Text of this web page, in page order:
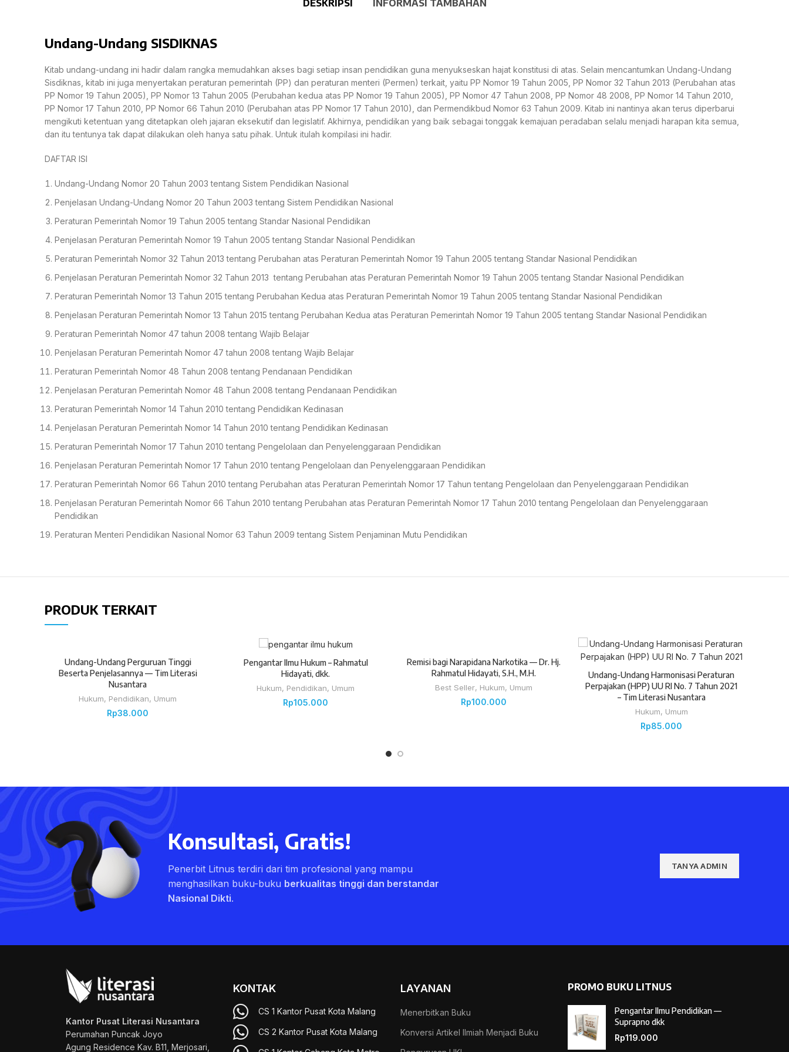
DESKRIPSI INFORMASI TAMBAHAN
Undang-Undang SISDIKNAS
Kitab undang-undang ini hadir dalam rangka memudahkan akses bagi setiap insan pendidikan guna menyukseskan hajat konstitusi di atas. Selain mencantumkan Undang-Undang
Sisdiknas, kitab ini juga menyertakan peraturan pemerintah (PP) dan peraturan menteri (Permen) terkait, yaitu PP Nomor 19 Tahun 2005, PP Nomor 32 Tahun 2013 (Perubahan atas
PP Nomor 19 Tahun 2005), PP Nomor 13 Tahun 2005 (Perubahan kedua atas PP Nomor 19 Tahun 2005), PP Nomor 47 Tahun 2008, PP Nomor 48 2008, PP Nomor 14 Tahun 2010,
PP Nomor 17 Tahun 2010, PP Nomor 66 Tahun 2010 (Perubahan atas PP Nomor 17 Tahun 2010), dan Permendikbud Nomor 63 Tahun 2009. Kitab ini nantinya akan terus diperbarui
mengikuti ketentuan yang ditetapkan oleh jajaran eksekutif dan legislatif. Akhirnya, pendidikan yang baik sebagai tonggak kemajuan peradaban selalu menjadi harapan kita semua,
dan itu tentunya tak dapat dilakukan oleh hanya satu pihak. Untuk itulah kompilasi ini hadir.
DAFTAR ISI
Undang-Undang Nomor 20 Tahun 2003 tentang Sistem Pendidikan Nasional
Penjelasan Undang-Undang Nomor 20 Tahun 2003 tentang Sistem Pendidikan Nasional
Peraturan Pemerintah Nomor 19 Tahun 2005 tentang Standar Nasional Pendidikan
Penjelasan Peraturan Pemerintah Nomor 19 Tahun 2005 tentang Standar Nasional Pendidikan
Peraturan Pemerintah Nomor 32 Tahun 2013 tentang Perubahan atas Peraturan Pemerintah Nomor 19 Tahun 2005 tentang Standar Nasional Pendidikan
Penjelasan Peraturan Pemerintah Nomor 32 Tahun 2013 tentang Perubahan atas Peraturan Pemerintah Nomor 19 Tahun 2005 tentang Standar Nasional Pendidikan
Peraturan Pemerintah Nomor 13 Tahun 2015 tentang Perubahan Kedua atas Peraturan Pemerintah Nomor 19 Tahun 2005 tentang Standar Nasional Pendidikan
Penjelasan Peraturan Pemerintah Nomor 13 Tahun 2015 tentang Perubahan Kedua atas Peraturan Pemerintah Nomor 19 Tahun 2005 tentang Standar Nasional Pendidikan
Peraturan Pemerintah Nomor 47 tahun 2008 tentang Wajib Belajar
Penjelasan Peraturan Pemerintah Nomor 47 tahun 2008 tentang Wajib Belajar
Peraturan Pemerintah Nomor 48 Tahun 2008 tentang Pendanaan Pendidikan
Penjelasan Peraturan Pemerintah Nomor 48 Tahun 2008 tentang Pendanaan Pendidikan
Peraturan Pemerintah Nomor 14 Tahun 2010 tentang Pendidikan Kedinasan
Penjelasan Peraturan Pemerintah Nomor 14 Tahun 2010 tentang Pendidikan Kedinasan
Peraturan Pemerintah Nomor 17 Tahun 2010 tentang Pengelolaan dan Penyelenggaraan Pendidikan
Penjelasan Peraturan Pemerintah Nomor 17 Tahun 2010 tentang Pengelolaan dan Penyelenggaraan Pendidikan
Peraturan Pemerintah Nomor 66 Tahun 2010 tentang Perubahan atas Peraturan Pemerintah Nomor 17 Tahun tentang Pengelolaan dan Penyelenggaraan Pendidikan
Penjelasan Peraturan Pemerintah Nomor 66 Tahun 2010 tentang Perubahan atas Peraturan Pemerintah Nomor 17 Tahun 2010 tentang Pengelolaan dan Penyelenggaraan
Pendidikan
Peraturan Menteri Pendidikan Nasional Nomor 63 Tahun 2009 tentang Sistem Penjaminan Mutu Pendidikan
PRODUK TERKAIT
Undang-Undang Perguruan Tinggi
Beserta Penjelasannya — Tim Literasi
Nusantara
Hukum, Pendidikan, Umum
Rp38.000
Pengantar Ilmu Hukum – Rahmatul
Hidayati, dkk.
Hukum, Pendidikan, Umum
Rp105.000
Remisi bagi Narapidana Narkotika — Dr. Hj.
Rahmatul Hidayati, S.H., M.H.
Best Seller, Hukum, Umum
Rp100.000
Undang-Undang Harmonisasi Peraturan
Perpajakan (HPP) UU RI No. 7 Tahun 2021
– Tim Literasi Nusantara
Hukum, Umum
Rp85.000
Konsultasi, Gratis!
Penerbit Litnus terdiri dari tim profesional yang mampu
menghasilkan buku-buku berkualitas tinggi dan berstandar
Nasional Dikti.
TANYA ADMIN
Kantor Pusat Literasi Nusantara
Perumahan Puncak Joyo
Agung Residence Kav. B11, Merjosari,
KONTAK
CS 1 Kantor Pusat Kota Malang
CS 2 Kantor Pusat Kota Malang
LAYANAN
Menerbitkan Buku
Konversi Artikel Ilmiah Menjadi Buku
PROMO BUKU LITNUS
Pengantar Ilmu Pendidikan —
Suprapno dkk
Rp119.000